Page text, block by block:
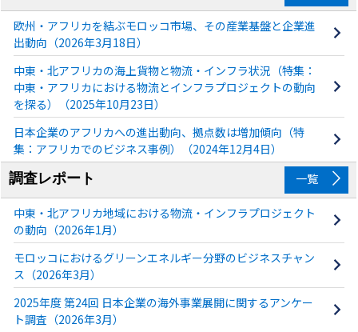
欧州・アフリカを結ぶモロッコ市場、その産業基盤と企業進
出動向（2026年3月18日）
中東・北アフリカの海上貨物と物流・インフラ状況（特集：
中東・アフリカにおける物流とインフラプロジェクトの動向
を探る）（2025年10月23日）
日本企業のアフリカへの進出動向、拠点数は増加傾向（特
集：アフリカでのビジネス事例）（2024年12月4日）
調査レポート
一覧
中東・北アフリカ地域における物流・インフラプロジェクト
の動向（2026年1月）
モロッコにおけるグリーンエネルギー分野のビジネスチャン
ス（2026年3月）
2025年度 第24回 日本企業の海外事業展開に関するアンケー
ト調査（2026年3月）